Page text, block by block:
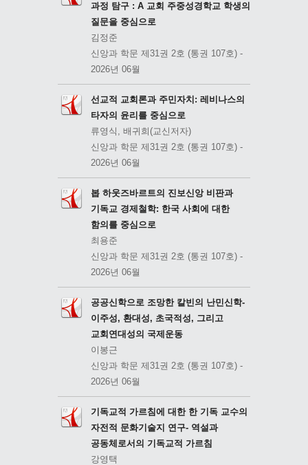
과정 탐구 : A 교회 주중성경학교 학생의
질문을 중심으로
김정준
신앙과 학문 제31권 2호 (통권 107호) -
2026년 06월
선교적 교회론과 주민자치: 레비나스의
타자의 윤리를 중심으로
류영식, 배귀희(교신저자)
신앙과 학문 제31권 2호 (통권 107호) -
2026년 06월
봅 하웃즈바르트의 진보신앙 비판과
기독교 경제철학: 한국 사회에 대한
함의를 중심으로
최용준
신앙과 학문 제31권 2호 (통권 107호) -
2026년 06월
공공신학으로 조망한 칼빈의 난민신학-
이주성, 환대성, 초국적성, 그리고
교회연대성의 국제운동
이봉근
신앙과 학문 제31권 2호 (통권 107호) -
2026년 06월
기독교적 가르침에 대한 한 기독 교수의
자전적 문화기술지 연구- 역설과
공동체로서의 기독교적 가르침
강영택